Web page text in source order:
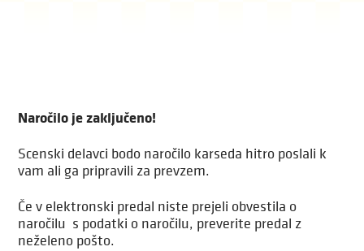
Naročilo je zaključeno!
Scenski delavci bodo naročilo karseda hitro poslali k
vam ali ga pripravili za prevzem.
Če v elektronski predal niste prejeli obvestila o
naročilu s podatki o naročilu, preverite predal z
neželeno pošto.